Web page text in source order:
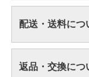
配送・送料につ
返品・交換につ